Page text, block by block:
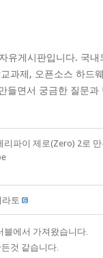
유게시판입니다. 국
과제, 오픈소스 하드
들면서 궁금한 질문과
리파이 제로(Zero) 2로
라토
블에서 가져왔습니다.
것 같습니다.